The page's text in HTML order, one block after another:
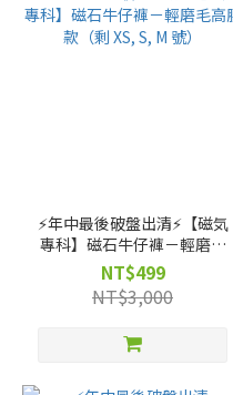
⚡️年中最後破盤出清⚡️【磁気
專科】磁石牛仔褲－輕磨毛
高腰款（剩 XS, S, M 號）
NT$499
NT$3,000